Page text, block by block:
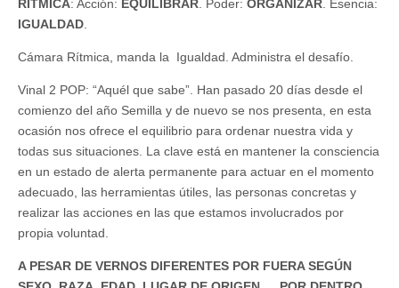
RITMICA: Acción: EQUILIBRAR. Poder: ORGANIZAR. Esencia:
IGUALDAD.
Cámara Rítmica, manda la Igualdad. Administra el desafío.
Vinal 2 POP: “Aquél que sabe”. Han pasado 20 días desde el
comienzo del año Semilla y de nuevo se nos presenta, en esta
ocasión nos ofrece el equilibrio para ordenar nuestra vida y
todas sus situaciones. La clave está en mantener la consciencia
en un estado de alerta permanente para actuar en el momento
adecuado, las herramientas útiles, las personas concretas y
realizar las acciones en las que estamos involucrados por
propia voluntad.
A PESAR DE VERNOS DIFERENTES POR FUERA SEGÚN